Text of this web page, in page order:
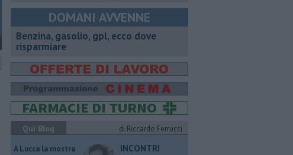
DOMANI AVVENNE
​Benzina, gasolio, gpl, ecco dove
risparmiare
Qui Blog
di Riccardo Ferrucci
A Lucca la mostra
INCONTRI